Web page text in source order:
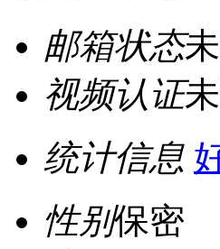
邮箱状态
视频认证
统计信息
性别保密